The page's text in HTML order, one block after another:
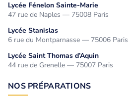
Lycée Fénelon Sainte-Marie
47 rue de Naples — 75008 Paris
Lycée Stanislas
6 rue du Montparnasse — 75006 Paris
Lycée Saint Thomas d’Aquin
44 rue de Grenelle — 75007 Paris
NOS PRÉPARATIONS